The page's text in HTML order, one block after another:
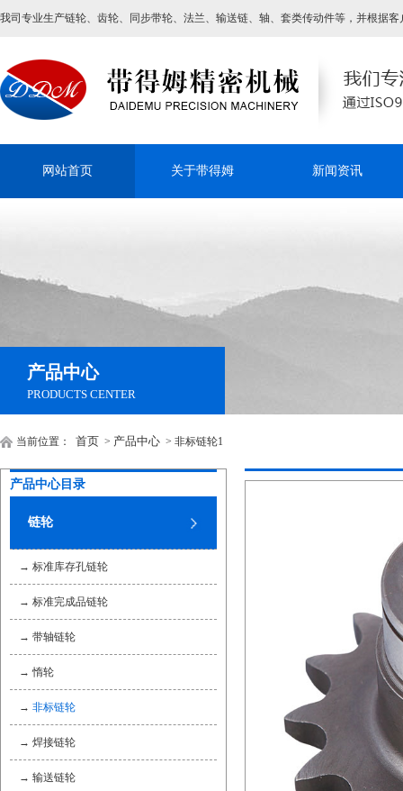
我司专业生产链轮、齿轮、同步带轮、法兰、输送链、轴、套类传动件等，并根据
网站首页 关于带得姆 新闻资讯
产品中心
PRODUCTS CENTER
当前位置： 首页 > 产品中心 > 非标链轮1
产品中心目录
链轮
→ 标准库存孔链轮
→ 标准完成品链轮
→ 带轴链轮
→惰轮
→ 非标链轮
→ 焊接链轮
→ 输送链轮